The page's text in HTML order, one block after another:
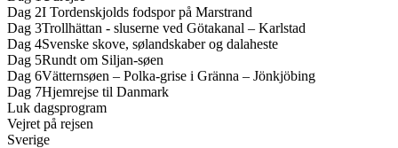
Dag 2I Tordenskjolds fodspor på Marstrand
Dag 3Trollhättan - sluserne ved Götakanal – Karlstad
Dag 4Svenske skove, sølandskaber og dalaheste
Dag 5Rundt om Siljan-søen
Dag 6Vätternsøen – Polka-grise i Gränna – Jönkjöbing
Dag 7Hjemrejse til Danmark
Luk dagsprogram
Vejret på rejsen
Sverige